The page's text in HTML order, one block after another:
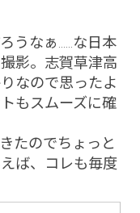
うなぁ......な日本
影。志賀草津高
なので思ったよ
もスムーズに確
たのでちょっと
ば、コレも毎度